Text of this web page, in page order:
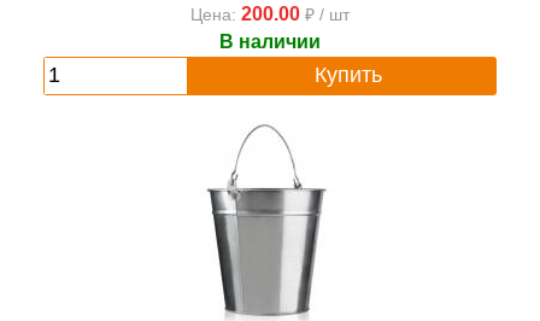
Цена: 200.00 ₽ / шт
В наличии
Купить